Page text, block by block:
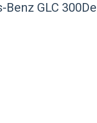
Benz GLC 300De